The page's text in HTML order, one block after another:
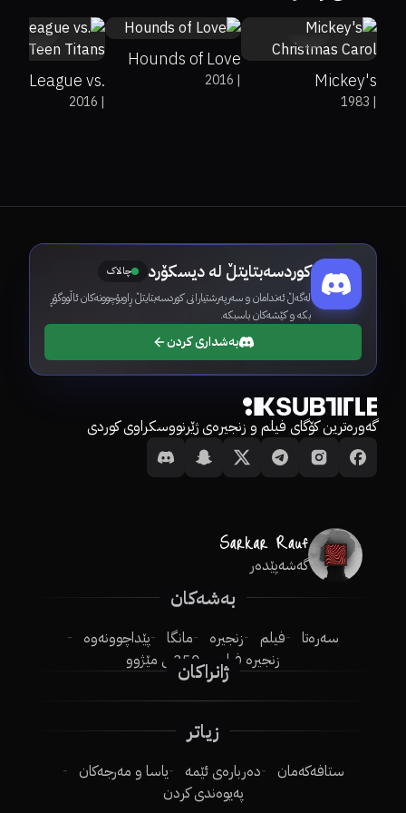
Mickey's
Christmas Carol|
1983
Hounds of Love
|
2016
League vs.
Teen Titans|
2016
کوردسەبتایتڵ لە دیسکۆرد چالاک
لەگەڵ ئەندامان و سەرپەرشتیارانی کوردسەبتایتڵ ڕاوبۆچوونەکان ئاڵووگۆڕ
بکە و کێشەکان باسبکە.
بەشداری کردن
گەورەترین کۆگای فیلم و زنجیرەی ژێرنووسکراوی کوردی
گەشەپێدەر
بەشەکان
سەرەتا فیلم زنجیرە مانگا
پێداچوونەوە
زنجیرە فیلم
250ـی مێژوو
ژانراکان
زیاتر
ستافەکەمان دەربارەی ئێمە
یاسا و مەرجەکان
پەیوەندی کردن